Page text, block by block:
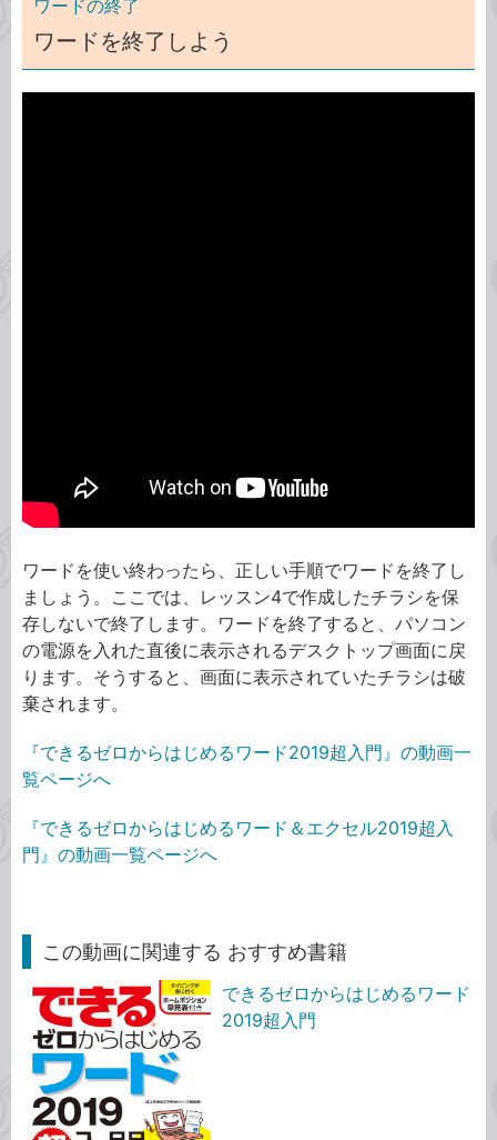
ワードの終了
ワードを終了しよう
ワードを使い終わったら、正しい手順でワードを終了し
ましょう。ここでは、レッスン4で作成したチラシを保
存しないで終了します。ワードを終了すると、パソコン
の電源を入れた直後に表示されるデスクトップ画面に戻
ります。そうすると、画面に表示されていたチラシは破
棄されます。
『できるゼロからはじめるワード2019超入門』の動画一
覧ページへ
『できるゼロからはじめるワード＆エクセル2019超入
門』の動画一覧ページへ
この動画に関連する おすすめ書籍
できるゼロからはじめるワード
2019超入門